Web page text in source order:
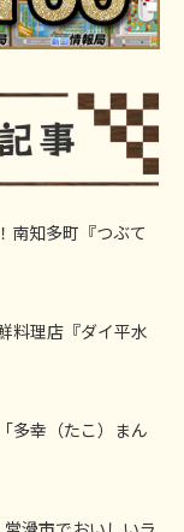
南知多町『つぶて
料理店『ダイ平水
多幸（たこ）まん